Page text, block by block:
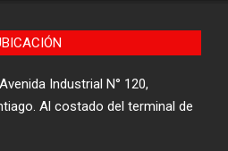
Industrial N° 120,
Al costado del terminal de